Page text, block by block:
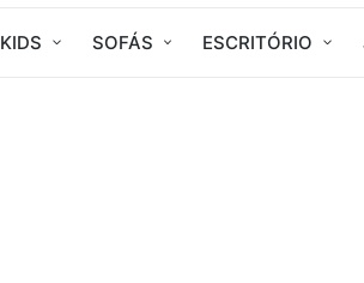
KIDS SOFÁS ESCRITÓRIO